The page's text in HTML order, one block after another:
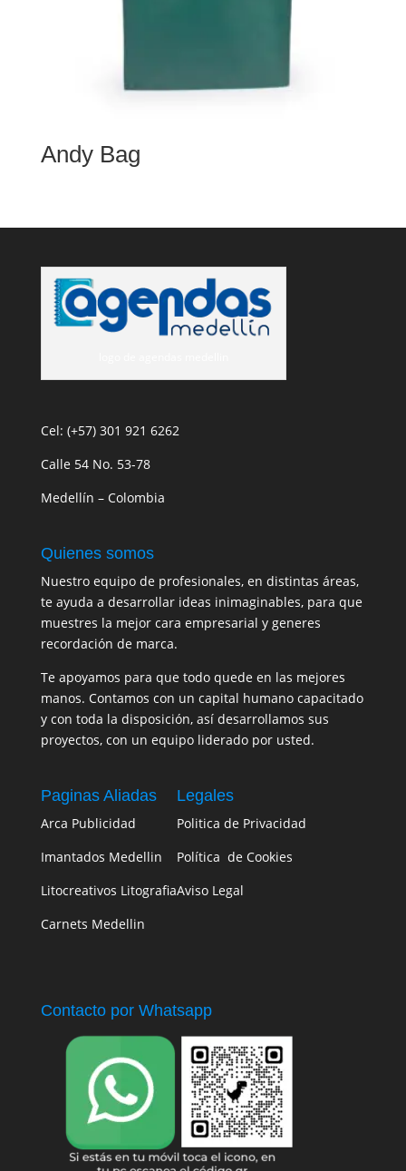
Andy Bag
Cel: (+57) 301 921 6262
Calle 54 No. 53-78
Medellín – Colombia
Quienes somos
Nuestro equipo de profesionales, en distintas áreas,
te ayuda a desarrollar ideas inimaginables, para que
muestres la mejor cara empresarial y generes
recordación de marca.
Te apoyamos para que todo quede en las mejores
manos. Contamos con un capital humano capacitado
y con toda la disposición, así desarrollamos sus
proyectos, con un equipo liderado por usted.
Paginas Aliadas
Arca Publicidad
Imantados Medellin
Litocreativos Litografia
Carnets Medellin
Legales
Politica de Privacidad
Política de Cookies
Aviso Legal
Contacto por Whatsapp